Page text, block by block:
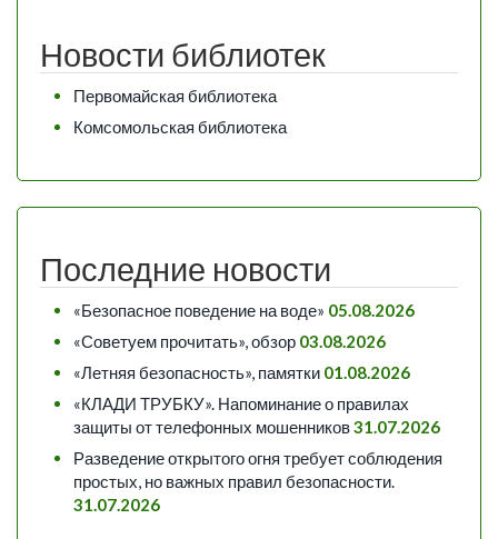
Новости библиотек
Первомайская библиотека
Комсомольская библиотека
Последние новости
«Безопасное поведение на воде» 05.08.2026
«Советуем прочитать», обзор 03.08.2026
«Летняя безопасность», памятки 01.08.2026
«КЛАДИ ТРУБКУ». Напоминание о правилах
защиты от телефонных мошенников31.07.2026
Разведение открытого огня требует соблюдения
простых, но важных правил безопасности.
31.07.2026